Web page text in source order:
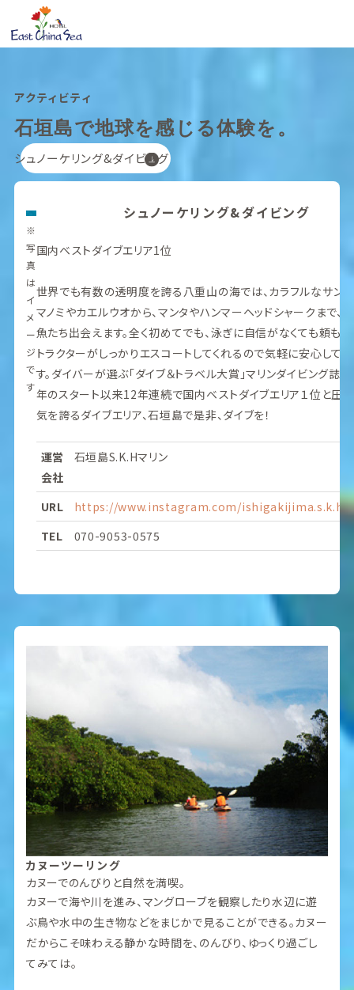
アクティビティ
石垣島で地球を感じる体験を。
シュノーケリング&ダイビング
※
写
真
は
イ
メ
ー
ジ
で
す
シュノーケリング&ダイビング
国内ベストダイブエリア1位
世界でも有数の透明度を誇る八重山の海では、カラフルなサン
マノミやカエルウオから、マンタやハンマーヘッドシャークまで、
魚たち出会えます。全く初めてでも、泳ぎに自信がなくても頼も
トラクターがしっかりエスコートしてくれるので気軽に安心して
す。ダイバーが選ぶ「ダイブ＆トラベル大賞」マリンダイビング誌
年のスタート以来12年連続で国内ベストダイブエリア１位と圧
気を誇るダイブエリア、石垣島で是非、ダイブを！
運営
会社
石垣島S.K.Hマリン
URL
https://www.instagram.com/
TEL
070-9053-0575
カヌーツーリング
カヌーでのんびりと自然を満喫。
カヌーで海や川を進み、マングローブを観察したり水辺に遊
ぶ鳥や水中の生き物などをまじかで見ることができる。カヌー
だからこそ味わえる静かな時間を、のんびり、ゆっくり過ごし
てみては。